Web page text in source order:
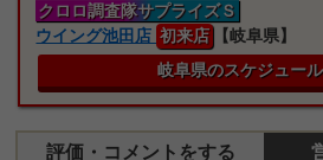
クロロ調査隊サプライズＳ
ウイング池田店 初来店
【岐阜県】
岐阜県のスケジュー
評価・コメントをする